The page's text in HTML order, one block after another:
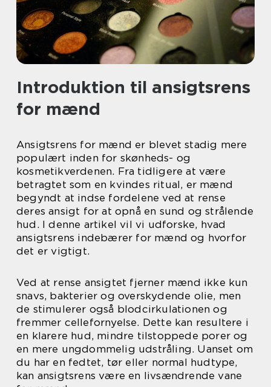
Introduktion til ansigtsrens
for mænd
Ansigtsrens for mænd er blevet stadig mere
populært inden for skønheds- og
kosmetikverdenen. Fra tidligere at være
betragtet som en kvindes ritual, er mænd
begyndt at indse fordelene ved at rense
deres ansigt for at opnå en sund og strålende
hud. I denne artikel vil vi udforske, hvad
ansigtsrens indebærer for mænd og hvorfor
det er vigtigt.
Ved at rense ansigtet fjerner mænd ikke kun
snavs, bakterier og overskydende olie, men
de stimulerer også blodcirkulationen og
fremmer cellefornyelse. Dette kan resultere i
en klarere hud, mindre tilstoppede porer og
en mere ungdommelig udstråling. Uanset om
du har en fedtet, tør eller normal hudtype,
kan ansigtsrens være en livsændrende vane